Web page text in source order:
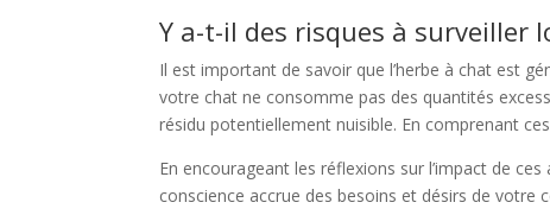
Y a-t-il des risques à surveiller
Il est important de savoir que l’herbe à chat est
votre chat ne consomme pas des quantités
résidu potentiellement nuisible. En comprenant
En encourageant les réflexions sur l’impact de
conscience accrue des besoins et désirs de votre